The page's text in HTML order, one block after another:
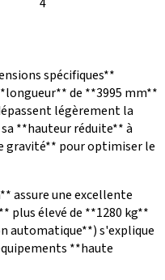
spécifiques**
de **3995 mm**
légèrement la
**hauteur réduite** à
gravité** pour optimiser le
assure une excellente
plus élevé de **1280 kg**
automatique**) s'explique
**haute